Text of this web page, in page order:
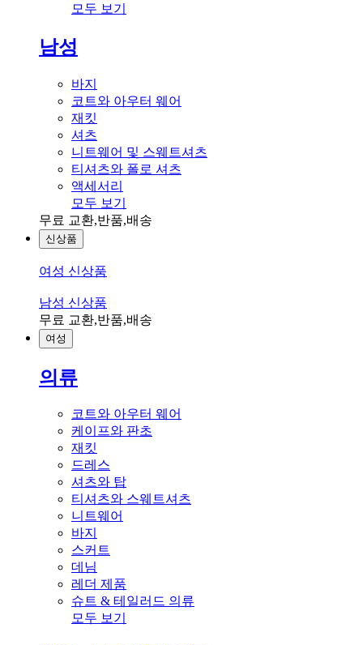
모두 보기
남성
바지
코트와 아우터 웨어
재킷
셔츠
니트웨어 및 스웨트셔츠
티셔츠와 폴로 셔츠
액세서리
모두 보기
무료 교환,반품,배송
신상품
여성 신상품
남성 신상품
무료 교환,반품,배송
여성
의류
코트와 아우터 웨어
케이프와 판초
재킷
드레스
셔츠와 탑
티셔츠와 스웨트셔츠
니트웨어
바지
스커트
데님
레더 제품
슈트 & 테일러드 의류
모두 보기